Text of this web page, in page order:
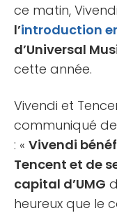
ce matin,
l’introduction
d’Universal
cette année.
Vivendi et
communiqué
: « Vivendi
Tencent et de
capital d’UMG
heureux que le